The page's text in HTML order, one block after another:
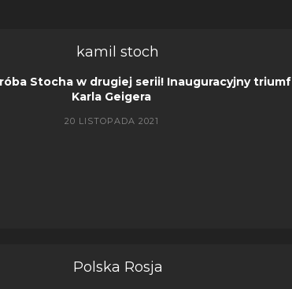
Stocha w drugiej serii! Inauguracyjny triumf
Karla Geigera
20 LISTOPADA 2021